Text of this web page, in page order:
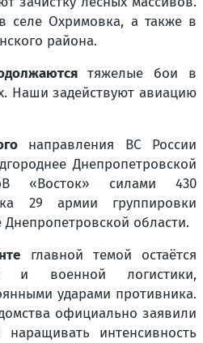
селе Охримовка, а также в
района.
тяжелые бои в
Наши задействуют авиацию
направления ВС России
Днепропетровской
«Восток» силами 430
29 армии группировки
области.
главной темой остаётся
и военной логистики,
ударами противника.
официально заявили
интенсивность